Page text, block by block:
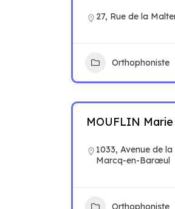
27, Rue de la
Orthophoniste
MOUFLIN Marie
1033, Avenue de
Marcq-en-Barœul
Orthophoniste